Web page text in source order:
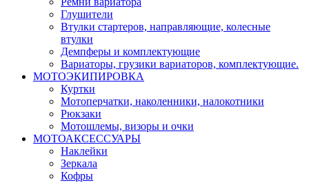
Глушители
Втулки стартеров, направляющие, колесные
втулки
Демпферы и комплектующие
Вариаторы, грузики вариаторов, комплектующие.
МОТОЭКИПИРОВКА
Куртки
Мотоперчатки, наколенники, налокотники
Рюкзаки
Мотошлемы, визоры и очки
МОТОАКСЕССУАРЫ
Наклейки
Зеркала
Кофры